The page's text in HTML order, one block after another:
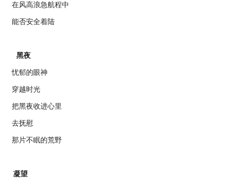
在风高浪急航程中
能否安全着陆
黑夜
忧郁的眼神
穿越时光
把黑夜收进心里
去抚慰
那片不眠的荒野
凝望